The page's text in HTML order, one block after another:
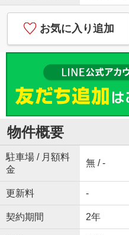
お気に入り追加
物件概要
駐車場 / 月額料
金
無 / -
更新料 -
契約期間 2年